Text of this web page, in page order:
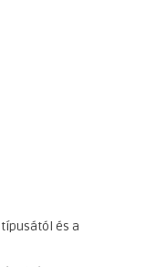
és a